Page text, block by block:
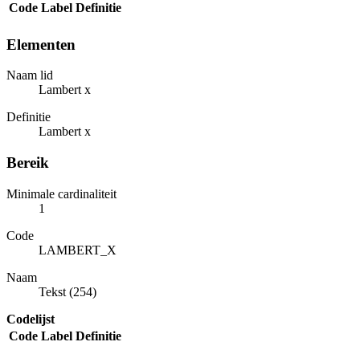
Code Label Definitie
Elementen
Naam lid
Lambert x
Definitie
Lambert x
Bereik
Minimale cardinaliteit
1
Code
LAMBERT_X
Naam
Tekst (254)
Codelijst
Code Label Definitie